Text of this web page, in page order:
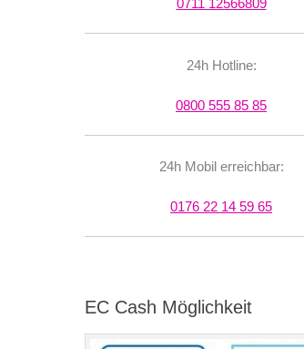
0711 12566809
24h Hotline:
0800 555 85 85
24h Mobil erreichbar:
0176 22 14 59 65
EC Cash Möglichkeit